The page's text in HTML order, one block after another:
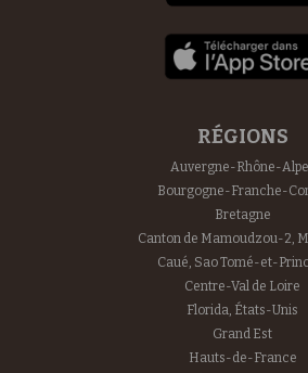
RÉGIONS
Auvergne-Rhône-
Bourgogne-Franche-
Bretagne
Canton de Mamoudzou-2,
Caué, Sao Tomé-et-
Centre-Val de Loire
Florida, États-Unis
Grand Est
Hauts-de-France